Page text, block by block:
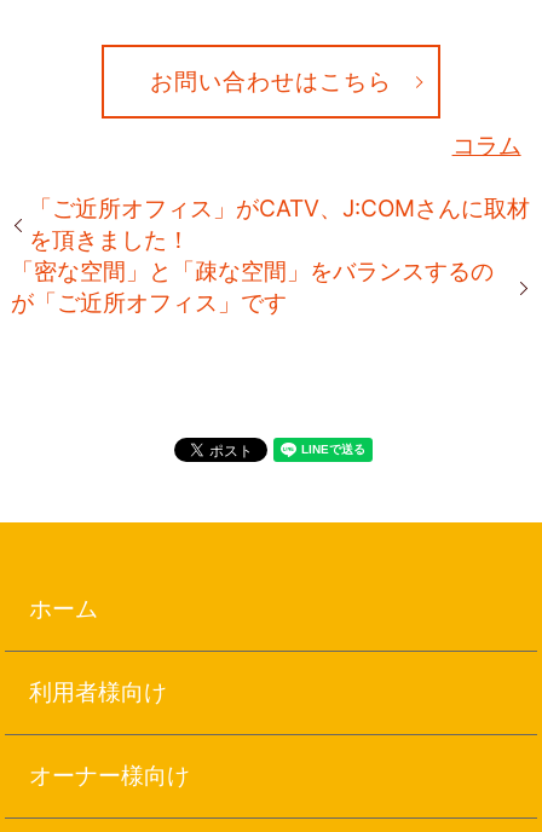
お問い合わせはこちら
コラム
「ご近所オフィス」がCATV、J:COMさんに取材
を頂きました！
「密な空間」と「疎な空間」をバランスするの
が「ご近所オフィス」です
ホーム
利用者様向け
オーナー様向け